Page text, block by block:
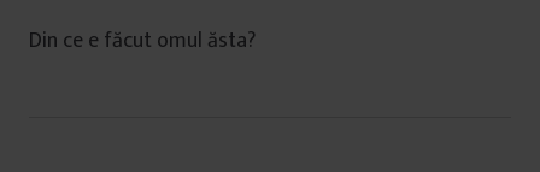
Din ce e făcut omul ăsta?